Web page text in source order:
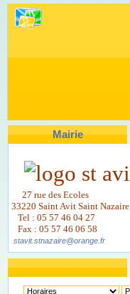
Mairie
27 rue des Ecoles
33220 Saint Avit Saint Nazaire
Tel : 05 57 46 04 27
Fax : 05 57 46 06 58
stavit.stnazaire@orange.fr